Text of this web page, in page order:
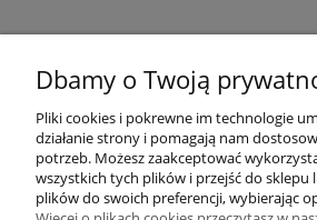
Pomoc
Moje konto
Dbamy o Twoją
Pliki cookies i pokrewne im technologie
działanie strony i pomagają nam
potrzeb. Możesz zaakceptować
wszystkich tych plików i przejść do sklepu
plików do swoich preferencji, wybierając